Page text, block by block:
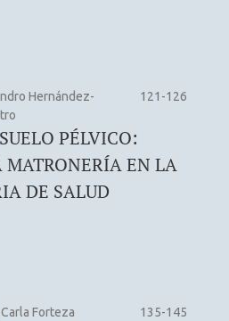
Hernández-
121-126
PÉLVICO:
MATRONERÍA EN LA
DE SALUD
Forteza
135-145